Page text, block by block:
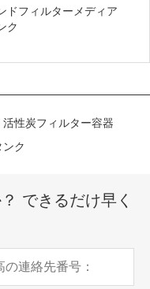
ドフィルターメディア
ク
活性炭フィルター容器
ク
できるだけ早く